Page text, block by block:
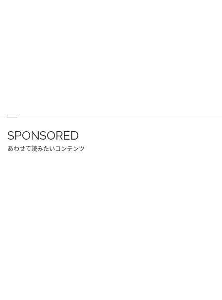
SPONSORED
あわせて読みたいコンテンツ